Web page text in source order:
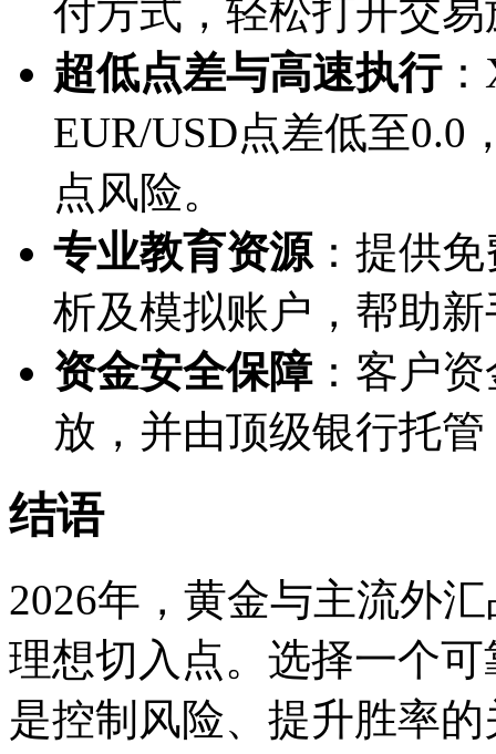
付方式，轻松打开交
超低点差与高速执行：
EUR/USD点差低至0.0
点风险。
专业教育资源：提供
析及模拟账户，帮助
资金安全保障：客户
放，并由顶级银行托
结语
2026年，黄金与主流外
理想切入点。选择一个
是控制风险、提升胜率